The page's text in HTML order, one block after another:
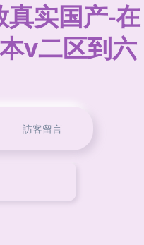
实国产-在
v二区到六
訪客留言